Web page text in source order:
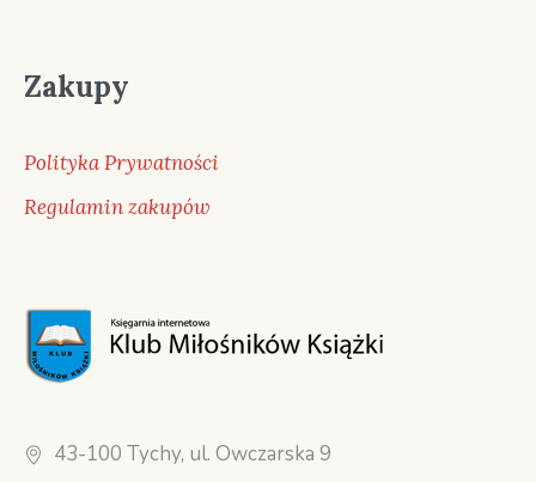
Zakupy
Polityka Prywatności
Regulamin zakupów
43-100 Tychy, ul. Owczarska 9